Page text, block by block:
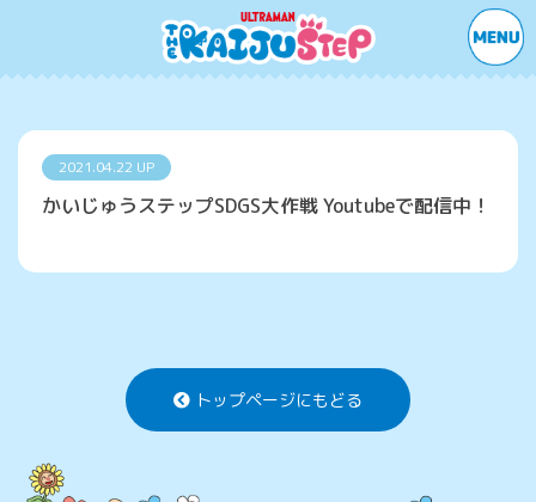
2021.04.22 UP
かいじゅうステップSDGS大作戦 Youtubeで配信中！
トップページにもどる